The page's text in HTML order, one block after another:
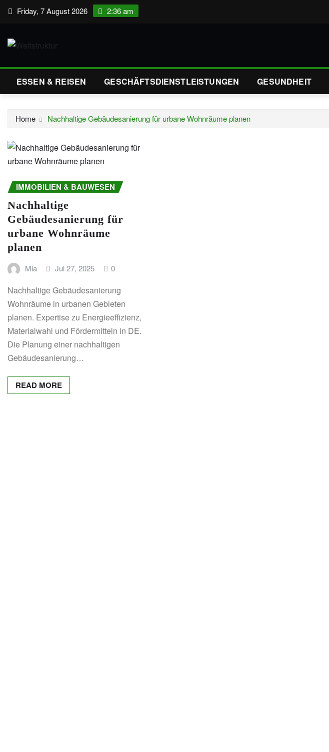
Skip Friday, 7 August 2026 2:36 am
ESSEN & REISEN GESCHÄFTSDIENSTLEISTUNGEN GESUNDHEIT
Home Nachhaltige Gebäudesanierung für urbane Wohnräume planen
IMMOBILIEN & BAUWESEN
Nachhaltige
Gebäudesanierung für
urbane Wohnräume
planen
Mia Jul 27, 2025 0
Nachhaltige Gebäudesanierung
Wohnräume in urbanen Gebieten
planen. Expertise zu Energieeffizienz,
Materialwahl und Fördermitteln in DE.
Die Planung einer nachhaltigen
Gebäudesanierung…
READ MORE